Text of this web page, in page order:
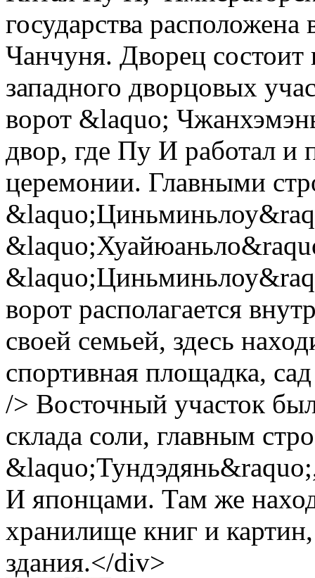
государства расположена
Чанчуня. Дворец состоит
западного дворцовых
ворот &laquo;
двор, где Пу И работал и
церемонии. Главными
ворот располагается
своей семьей, здесь
спортивная площадка,
/> Восточный участок
склада соли, главным
И японцами. Там же
хранилище книг и
здания.</div>